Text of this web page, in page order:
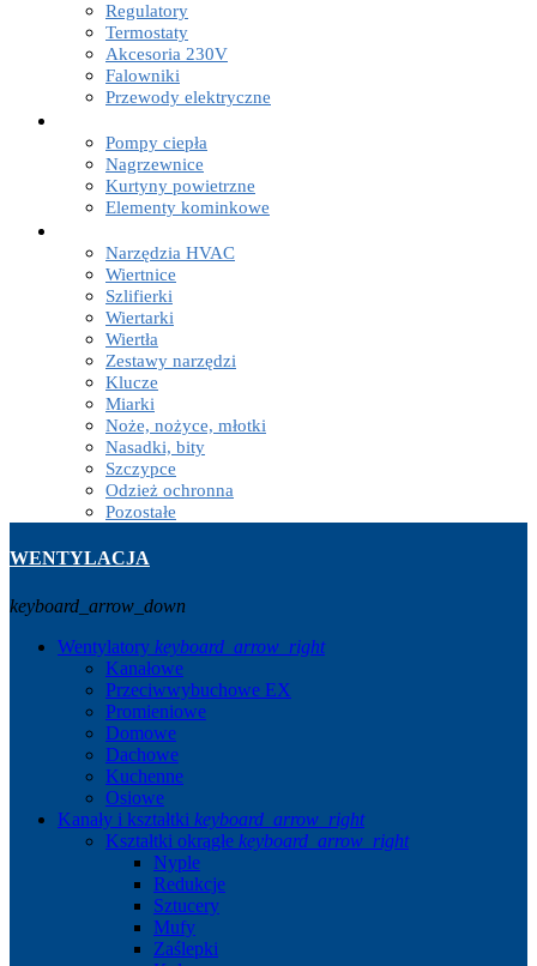
Regulatory
Termostaty
Akcesoria 230V
Falowniki
Przewody elektryczne
Pompy ciepła
Nagrzewnice
Kurtyny powietrzne
Elementy kominkowe
Narzędzia HVAC
Wiertnice
Szlifierki
Wiertarki
Wiertła
Zestawy narzędzi
Klucze
Miarki
Noże, nożyce, młotki
Nasadki, bity
Szczypce
Odzież ochronna
Pozostałe
WENTYLACJA
keyboard_arrow_down
Wentylatory keyboard_arrow_right
Kanałowe
Przeciwwybuchowe EX
Promieniowe
Domowe
Dachowe
Kuchenne
Osiowe
Kanały i kształtki keyboard_arrow_right
Kształtki okrągłe keyboard_arrow_right
Nyple
Redukcje
Sztucery
Mufy
Zaślepki